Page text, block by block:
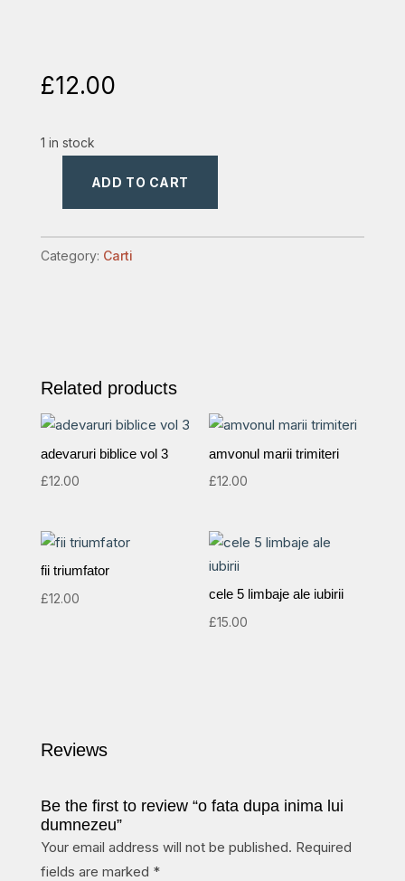
£12.00
1 in stock
dupa
ADD TO CART
Category: Carti
Related products
adevaruri biblice vol 3
£12.00
amvonul marii trimiteri
£12.00
fii triumfator
£12.00
cele 5 limbaje ale iubirii
£15.00
Reviews
Be the first to review “o fata dupa inima lui
dumnezeu”
Your email address will not be published. Required
fields are marked *